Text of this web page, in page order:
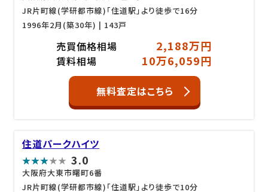
JR片町線(学研都市線)「住道駅」より徒歩で16分
1996年2月(築30年) | 143戸
売買価格相場 2,188万円
賃料相場 10万6,059円
無料査定はこちら
住道パークハイツ
3.0
大阪府大東市曙町6番
JR片町線(学研都市線)「住道駅」より徒歩で10分